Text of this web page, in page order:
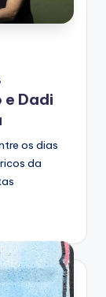
Dadi
os dias
da